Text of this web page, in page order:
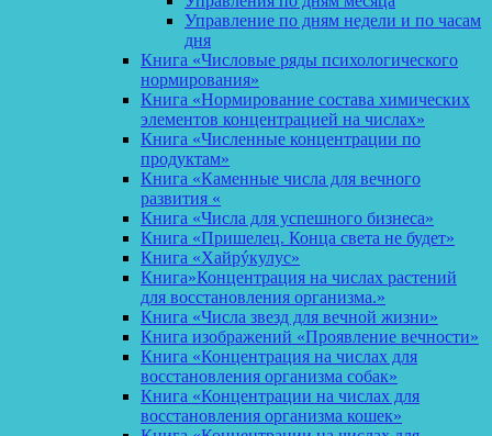
Управление по дням недели и по часам
дня
Книга «Числовые ряды психологического
нормирования»
Книга «Нормирование состава химических
элементов концентрацией на числах»
Книга «Численные концентрации по
продуктам»
Книга «Каменные числа для вечного
развития «
Книга «Числа для успешного бизнеса»
Книга «Пришелец. Конца света не будет»
Книга «Хайрýкулус»
Книга»Концентрация на числах растений
для восстановления организма.»
Книга «Числа звезд для вечной жизни»
Книга изображений «Проявление вечности»
Книга «Концентрация на числах для
восстановления организма собак»
Книга «Концентрации на числах для
восстановления организма кошек»